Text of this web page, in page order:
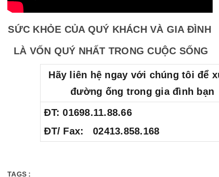
SỨC KHỎE CỦA QUÝ KHÁCH VÀ GIA ĐÌNH
LÀ VỐN QUÝ NHẤT TRONG CUỘC SỐNG
Hãy liên hệ ngay với chúng tôi để
đường ống trong gia đình bạn
ĐT: 01698.11.88.66
ĐT/ Fax: 02413.858.168
TAGS :